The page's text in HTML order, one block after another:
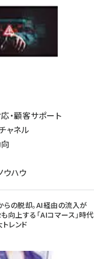
・顧客サポート
ャネル
ウハウ
の脱却。AI経由の流入が
向上する「AIコマース」時代
レンド